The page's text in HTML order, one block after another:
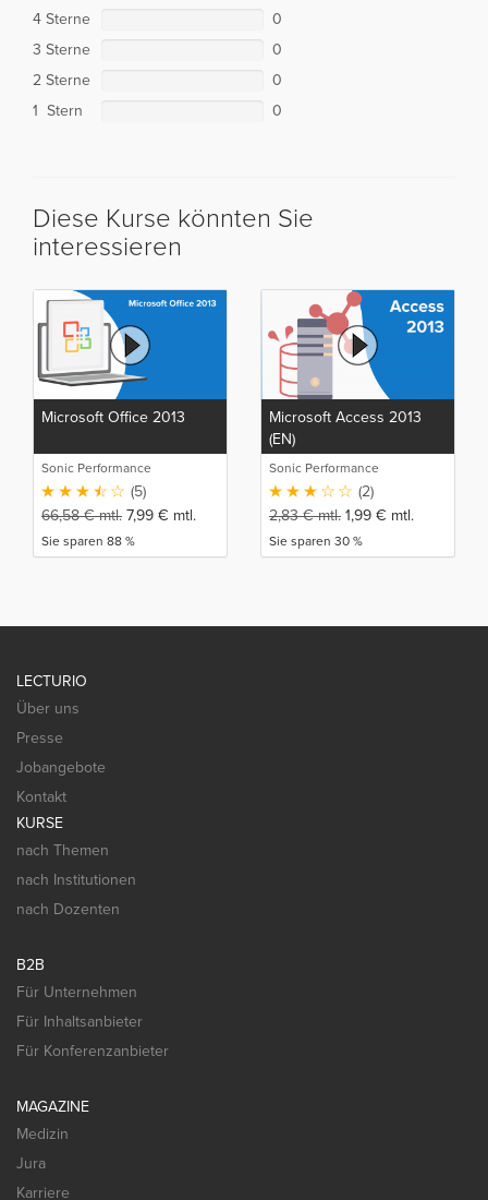
4 Sterne
0
3 Sterne
0
2 Sterne
0
1 Stern
0
Diese Kurse könnten Sie
interessieren
Microsoft Office 2013
Sonic Performance
(5)
66,58€mtl. 7,99 € mtl.
Sie sparen 88 %
Microsoft Access 2013
(EN)
Sonic Performance
(2)
2,83€mtl. 1,99 € mtl.
Sie sparen 30 %
LECTURIO
Über uns
Presse
Jobangebote
Kontakt
KURSE
nach Themen
nach Institutionen
nach Dozenten
B2B
Für Unternehmen
Für Inhaltsanbieter
Für Konferenzanbieter
MAGAZINE
Medizin
Jura
Karriere